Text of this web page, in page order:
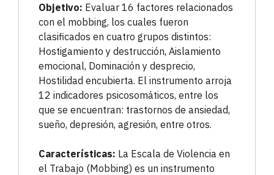
Objetivo: Evaluar 16 factores relacionados
con el mobbing, los cuales fueron
clasificados en cuatro grupos distintos:
Hostigamiento y destrucción, Aislamiento
emocional, Dominación y desprecio,
Hostilidad encubierta. El instrumento arroja
12 indicadores psicosomáticos, entre los
que se encuentran: trastornos de ansiedad,
sueño, depresión, agresión, entre otros.
Características: La Escala de Violencia en
el Trabajo (Mobbing) es un instrumento